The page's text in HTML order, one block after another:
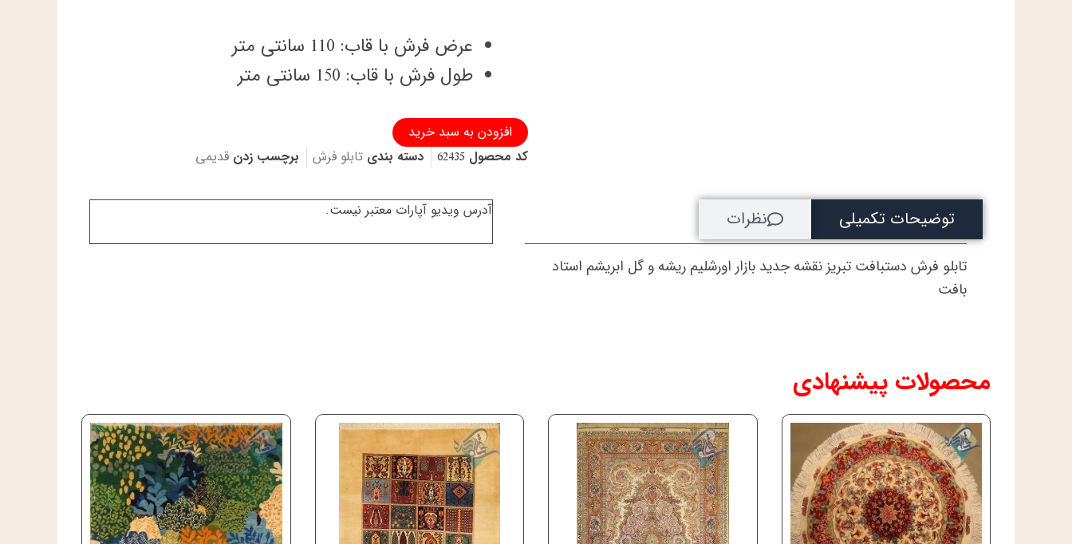
عرض فرش با قاب: 110 سانتی متر
طول فرش با قاب: 150 سانتی متر
تابلو
فرش
دستباف
افزودن به سبد خرید
کد محصول 62435 دسته بندی تابلو فرش برچسب زدن قدیمی
آدرس ویدیو آپارات معتبر نیست. توضیحات تکمیلی نظرات
تابلو فرش دستبافت تبریز نقشه جدید بازار اورشلیم ریشه و گل ابریشم استاد
بافت
محصولات پیشنهادی